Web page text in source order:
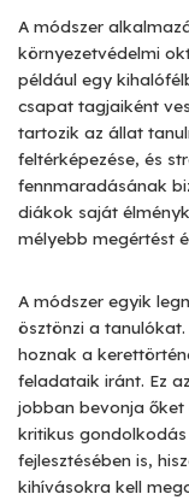
A módszer
környezetvédelmi
például egy
csapat tagjaiként
tartozik az állat
feltérképezése, és
fennmaradásának
diákok saját
mélyebb megértést
A módszer egyik
ösztönzi a
hoznak a
feladataik iránt. Ez
jobban bevonja
kritikus
fejlesztésében is,
kihívásokra kell